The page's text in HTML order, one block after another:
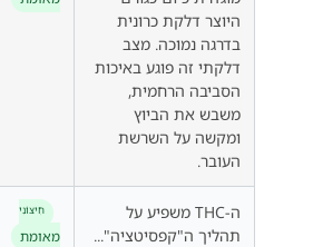
היוצר דלקת כרונית
בדרגה נמוכה. מצב
דלקתי זה פוגע באיכות
הסביבה הרחמית,
משבש את הביוץ
ומקשה על השרשת
העובר.
ה-THC משפיע על
תהליך ה"קפסיטציה"...
חִיצוֹנִי
מאומת